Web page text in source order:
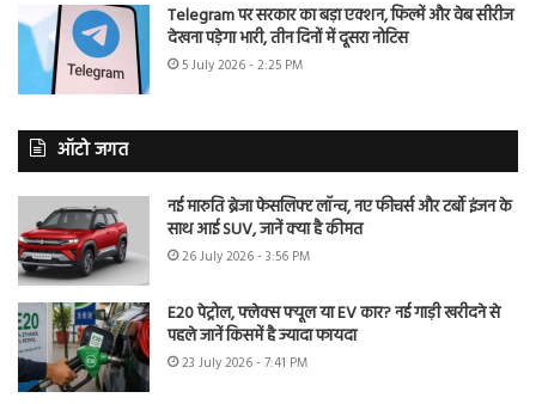
Telegram पर सरकार का बड़ा एक्शन, फिल्में और वेब सीरीज
देखना पड़ेगा भारी, तीन दिनों में दूसरा नोटिस
5 July 2026 - 2:25 PM
ऑटो जगत
नई मारुति ब्रेजा फेसलिफ्ट लॉन्च, नए फीचर्स और टर्बो इंजन के
साथ आई SUV, जानें क्या है कीमत
26 July 2026 - 3:56 PM
E20 पेट्रोल, फ्लेक्स फ्यूल या EV कार? नई गाड़ी खरीदने से
पहले जानें किसमें है ज्यादा फायदा
23 July 2026 - 7:41 PM